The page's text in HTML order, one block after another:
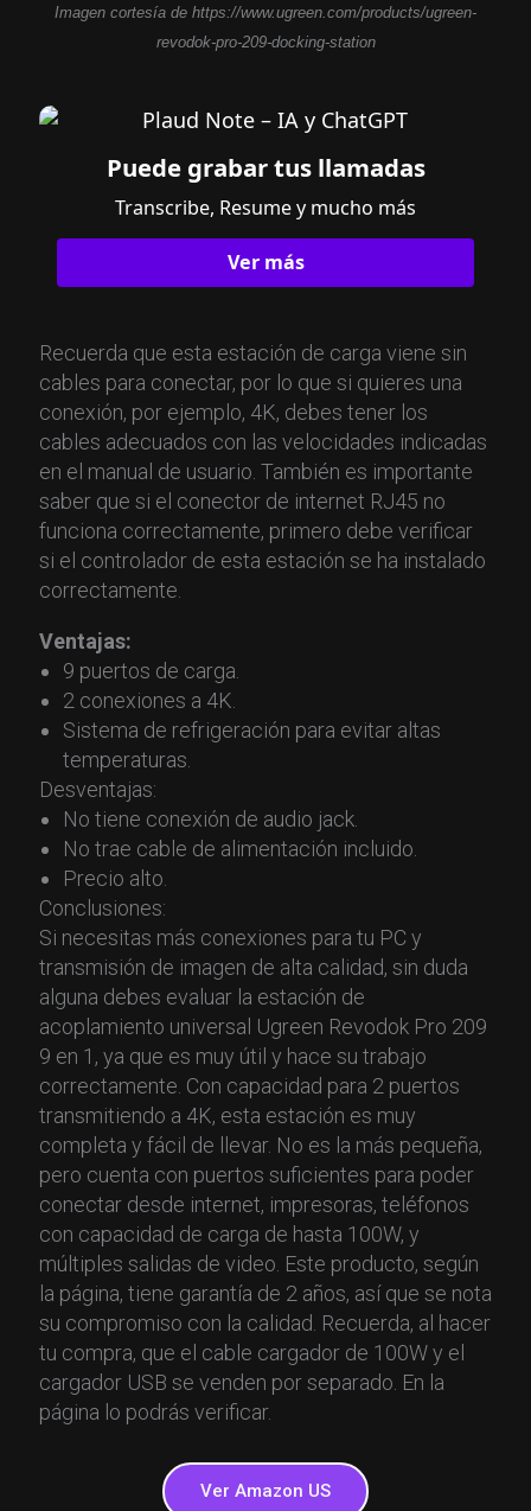
Imagen cortesía de https://www.ugreen.com/products/ugreen-
revodok-pro-209-docking-station
Puede grabar tus llamadas
Transcribe, Resume y mucho más
Ver más
Recuerda que esta estación de carga viene sin
cables para conectar, por lo que si quieres una
conexión, por ejemplo, 4K, debes tener los
cables adecuados con las velocidades indicadas
en el manual de usuario. También es importante
saber que si el conector de internet RJ45 no
funciona correctamente, primero debe verificar
si el controlador de esta estación se ha instalado
correctamente.
Ventajas:
9 puertos de carga.
2 conexiones a 4K.
Sistema de refrigeración para evitar altas
temperaturas.
Desventajas:
No tiene conexión de audio jack.
No trae cable de alimentación incluido.
Precio alto.
Conclusiones:
Si necesitas más conexiones para tu PC y
transmisión de imagen de alta calidad, sin duda
alguna debes evaluar la estación de
acoplamiento universal Ugreen Revodok Pro 209
9 en 1, ya que es muy útil y hace su trabajo
correctamente. Con capacidad para 2 puertos
transmitiendo a 4K, esta estación es muy
completa y fácil de llevar. No es la más pequeña,
pero cuenta con puertos suficientes para poder
conectar desde internet, impresoras, teléfonos
con capacidad de carga de hasta 100W, y
múltiples salidas de video. Este producto, según
la página, tiene garantía de 2 años, así que se nota
su compromiso con la calidad. Recuerda, al hacer
tu compra, que el cable cargador de 100W y el
cargador USB se venden por separado. En la
página lo podrás verificar.
Ver Amazon US